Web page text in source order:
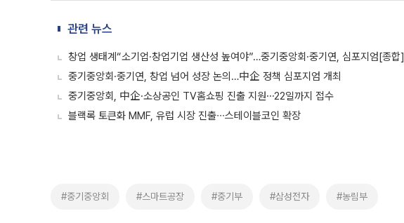
관련 뉴스
창업 생태계“소기업·창업기업 생산성 높여야”…중기중앙회·중기연, 심포지엄[종합]
중기중앙회·중기연, 창업 넘어 성장 논의…中企 정책 심포지엄 개최
중기중앙회, 中企·소상공인 TV홈쇼핑 진출 지원⋯22일까지 접수
블랙록 토큰화 MMF, 유럽 시장 진출∙∙∙스테이블코인 확장
#중기중앙회 #스마트공장 #중기부 #삼성전자 #농림부